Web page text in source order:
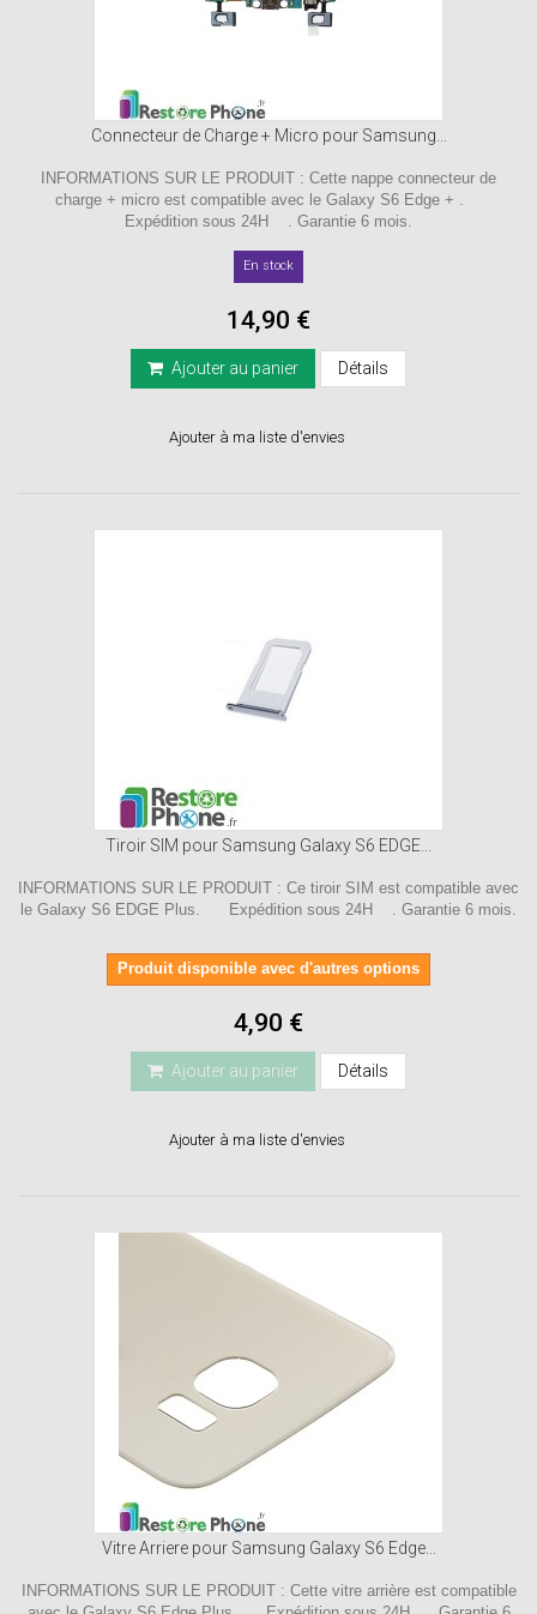
Connecteur de Charge + Micro pour Samsung...
INFORMATIONS SUR LE PRODUIT : Cette nappe connecteur de
charge + micro est compatible avec le Galaxy S6 Edge + .
Expédition sous 24H . Garantie 6 mois.
En stock
14,90 €
Ajouter au panier Détails
Ajouter à ma liste d'envies
Tiroir SIM pour Samsung Galaxy S6 EDGE...
INFORMATIONS SUR LE PRODUIT : Ce tiroir SIM est compatible avec
le Galaxy S6 EDGE Plus. Expédition sous 24H . Garantie 6 mois.
Produit disponible avec d'autres options
4,90 €
Ajouter au panier Détails
Ajouter à ma liste d'envies
Vitre Arriere pour Samsung Galaxy S6 Edge...
INFORMATIONS SUR LE PRODUIT : Cette vitre arrière est compatible